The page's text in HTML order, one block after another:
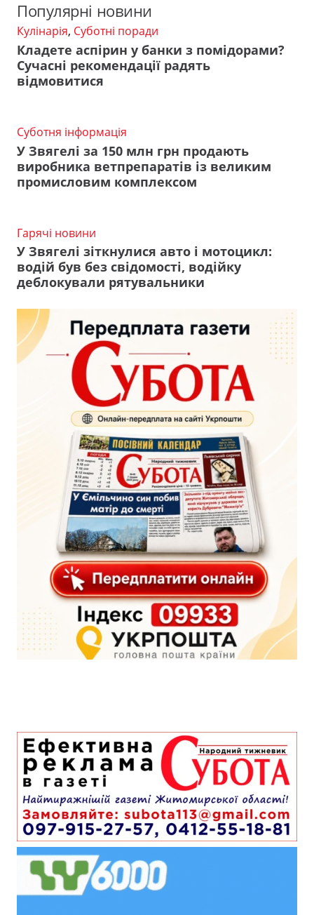
Популярні новини
Кулінарія, Суботні поради
Кладете аспірин у банки з помідорами?
Сучасні рекомендації радять
відмовитися
Суботня інформація
У Звягелі за 150 млн грн продають
виробника ветпрепаратів із великим
промисловим комплексом
Гарячі новини
У Звягелі зіткнулися авто і мотоцикл:
водій був без свідомості, водійку
деблокували рятувальники